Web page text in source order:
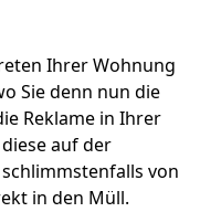
Ihrer Wohnung
Sie denn nun die
Reklame in Ihrer
auf der
von
in den Müll.